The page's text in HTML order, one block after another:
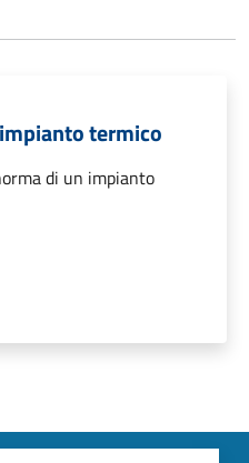
termico
di un impianto